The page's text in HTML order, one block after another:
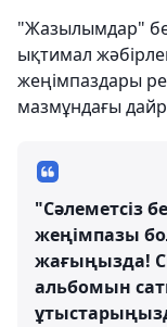
"Жазылымдар"
ықтимал
жеңімпаздары
мазмұндағы
"Сәлеметсіз
жеңімпазы
жағыңызда!
альбомын